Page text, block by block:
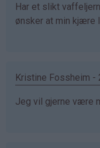
Har et slikt
ønsker at min kjære
Kristine Fossheim -
Jeg vil gjerne være